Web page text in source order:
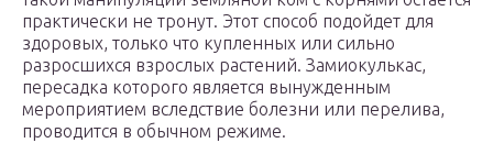
практически не тронут. Этот способ подойдет для
здоровых, только что купленных или сильно
разросшихся взрослых растений. Замиокулькас,
пересадка которого является вынужденным
мероприятием вследствие болезни или перелива,
проводится в обычном режиме.